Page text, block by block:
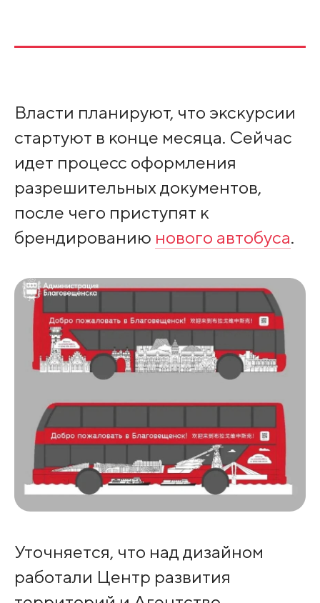
Власти планируют, что экскурсии
стартуют в конце месяца. Сейчас
идет процесс оформления
разрешительных документов,
после чего приступят к
брендированию нового автобуса.
Уточняется, что над дизайном
работали Центр развития